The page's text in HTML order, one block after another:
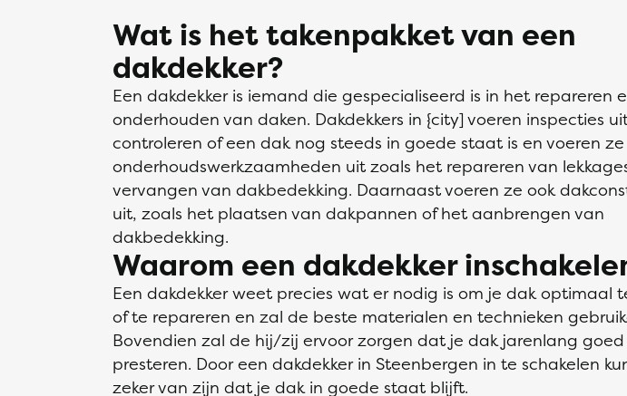
Wat is het takenpakket van een
dakdekker?
Een dakdekker is iemand die gespecialiseerd is in het repareren
onderhouden van daken. Dakdekkers in {city] voeren inspecties
controleren of een dak nog steeds in goede staat is en voeren ze
onderhoudswerkzaamheden uit zoals het repareren van
vervangen van dakbedekking. Daarnaast voeren ze ook
uit, zoals het plaatsen van dakpannen of het aanbrengen van
dakbedekking.
Waarom een dakdekker
Een dakdekker weet precies wat er nodig is om je dak optimaal
of te repareren en zal de beste materialen en technieken
Bovendien zal de hij/zij ervoor zorgen dat je dak jarenlang
presteren. Door een dakdekker in Steenbergen in te schakelen
zeker van zijn dat je dak in goede staat blijft.